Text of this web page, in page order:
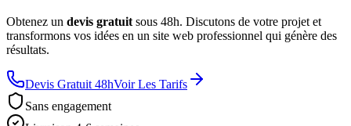
Obtenez un devis gratuit sous 48h. Discutons de votre projet et
transformons vos idées en un site web professionnel qui génère des
résultats.
Devis Gratuit 48hVoir Les Tarifs
Sans engagement